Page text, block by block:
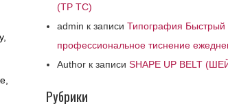
(ТР ТС)
admin к записи Типография Быстрый
профессиональное тиснение
Author к записи SHAPE UP BELT
Рубрики